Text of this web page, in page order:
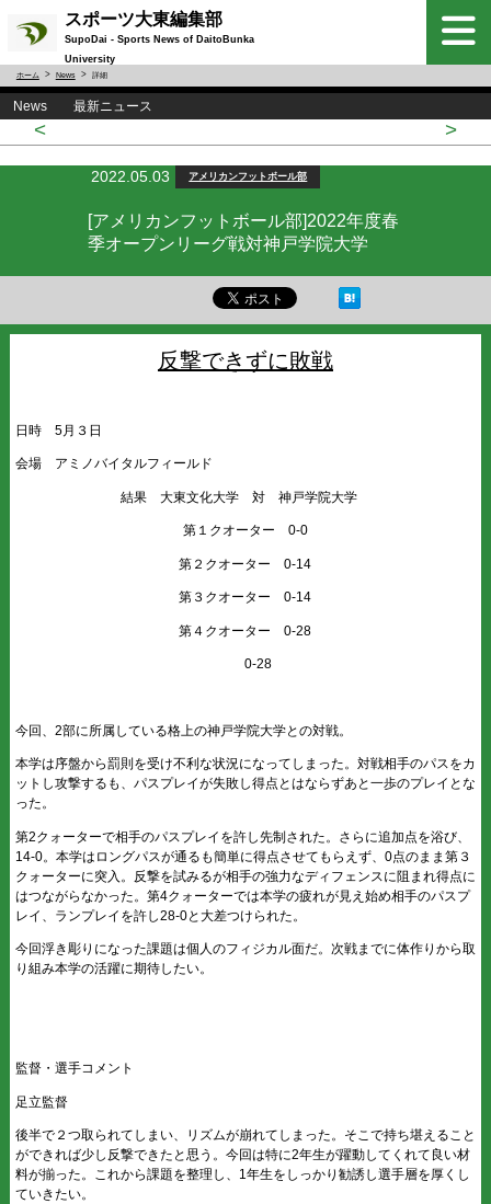
スポーツ大東編集部
SupoDai - Sports News of DaitoBunka
University
ホーム News 詳細
News 最新ニュース
< >
2022.05.03 アメリカンフットボール部
[アメリカンフットボール部]2022年度春
季オープンリーグ戦対神戸学院大学
反撃できずに敗戦
日時 5月３日
会場 アミノバイタルフィールド
結果 大東文化大学 対 神戸学院大学
第１クオーター 0-0
第２クオーター 0-14
第３クオーター 0-14
第４クオーター 0-28
0-28
今回、2部に所属している格上の神戸学院大学との対戦。
本学は序盤から罰則を受け不利な状況になってしまった。対戦相手のパスをカ
ットし攻撃するも、パスプレイが失敗し得点とはならずあと一歩のプレイとな
った。
第2クォーターで相手のパスプレイを許し先制された。さらに追加点を浴び、
14-0。本学はロングパスが通るも簡単に得点させてもらえず、0点のまま第３
クォーターに突入。反撃を試みるが相手の強力なディフェンスに阻まれ得点に
はつながらなかった。第4クォーターでは本学の疲れが見え始め相手のパスプ
レイ、ランプレイを許し28-0と大差つけられた。
今回浮き彫りになった課題は個人のフィジカル面だ。次戦までに体作りから取
り組み本学の活躍に期待したい。
監督・選手コメント
足立監督
後半で２つ取られてしまい、リズムが崩れてしまった。そこで持ち堪えること
ができれば少し反撃できたと思う。今回は特に2年生が躍動してくれて良い材
料が揃った。これから課題を整理し、1年生をしっかり勧誘し選手層を厚くし
ていきたい。